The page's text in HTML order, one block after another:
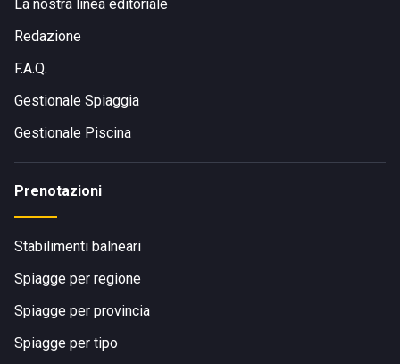
La nostra linea editoriale
Redazione
F.A.Q.
Gestionale Spiaggia
Gestionale Piscina
Prenotazioni
Stabilimenti balneari
Spiagge per regione
Spiagge per provincia
Spiagge per tipo